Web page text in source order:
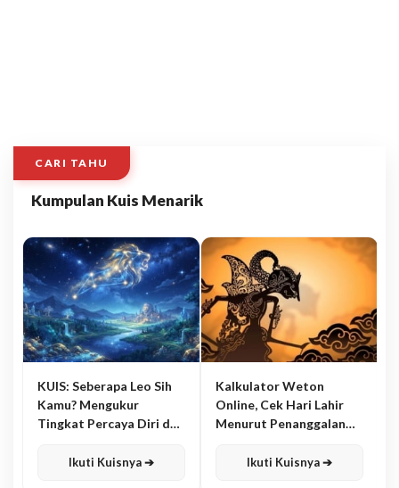
CARI TAHU
Kumpulan Kuis Menarik
KUIS: Seberapa Leo Sih
Kamu? Mengukur
Tingkat Percaya Diri dan
Ikuti Kuisnya ➔
Kalkulator Weton
Online, Cek Hari Lahir
Menurut Penanggalan
Ikuti Kuisnya ➔